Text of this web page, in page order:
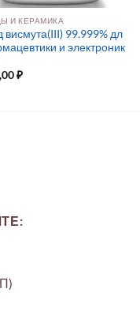
И КЕРАМИКА
висмута(III) 99.999% дл
и электроник
₽